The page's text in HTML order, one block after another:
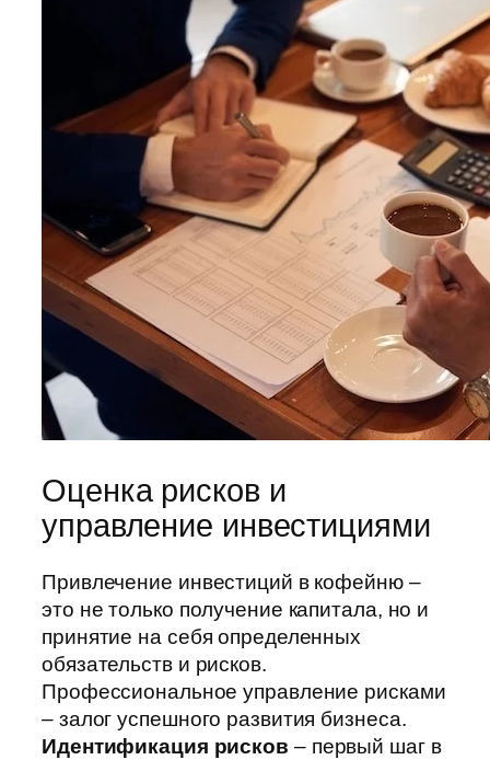
Оценка рисков и
управление инвестициями
Привлечение инвестиций в кофейню –
это не только получение капитала, но и
принятие на себя определенных
обязательств и рисков.
Профессиональное управление рисками
– залог успешного развития бизнеса.
Идентификация рисков – первый шаг в